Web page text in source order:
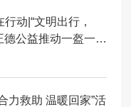
动|“文明出行，
德公益推动一盔一带
力救助 温暖回家”活